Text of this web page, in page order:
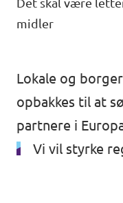
Demokratisk
Personer
Nyheder
Begivenheder
Det skal være
midler
Lokale og
opbakkes til at
partnere i
Vi vil styrke